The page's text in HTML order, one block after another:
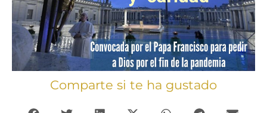
Comparte si te ha gustado